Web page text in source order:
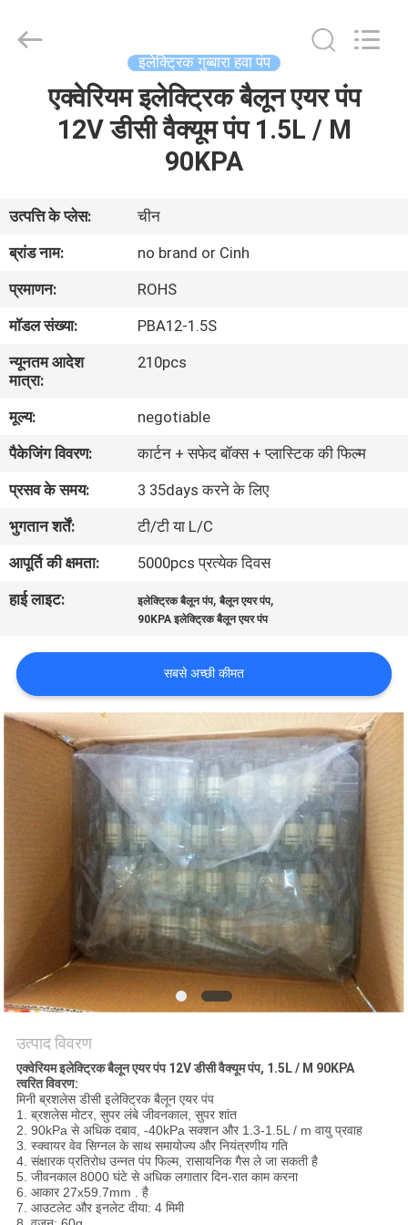
हमारे
बारे
में
कारखाना
भ्रमण
गुणवत्ता
नियंत्रण
संपर्क
करें
समाचार
साइटमैप
PRIVACY
POLICY
co.,limited.
इलेक्ट्रिक गुब्बारा हवा पंप
एक्वेरियम इलेक्ट्रिक बैलून एयर पंप
12V डीसी वैक्यूम पंप 1.5L / M
90KPA
उत्पत्ति के प्लेस:
चीन
ब्रांड नाम:
no brand or Cinh
प्रमाणन:
ROHS
मॉडल संख्या:
PBA12-1.5S
न्यूनतम आदेश
मात्रा:
210pcs
मूल्य:
negotiable
पैकेजिंग विवरण:
कार्टन + सफेद बॉक्स + प्लास्टिक की फिल्म
प्रसव के समय:
3 35days करने के लिए
भुगतान शर्तें:
टी/टी या L/C
आपूर्ति की क्षमता:
5000pcs प्रत्येक दिवस
हाई लाइट:
इलेक्ट्रिक बैलून पंप,बैलून एयर पंप,
90KPA इलेक्ट्रिक बैलून एयर पंप
सबसे अच्छी कीमत
उत्पाद विवरण
एक्वेरियम इलेक्ट्रिक बैलून एयर पंप 12V डीसी वैक्यूम पंप, 1.5L / M 90KPA
त्वरित विवरण:
मिनी ब्रशलेस डीसी इलेक्ट्रिक बैलून एयर पंप
1. ब्रशलेस मोटर, सुपर लंबे जीवनकाल, सुपर शांत
2. 90kPa से अधिक दबाव, -40kPa सक्शन और 1.3-1.5L / m वायु प्रवाह
3. स्क्वायर वेव सिग्नल के साथ समायोज्य और नियंत्रणीय गति
4. संक्षारक प्रतिरोध उन्नत पंप फिल्म, रासायनिक गैस ले जा सकती है
5. जीवनकाल 8000 घंटे से अधिक लगातार दिन-रात काम करना
6. आकार 27x59.7mm . है
7. आउटलेट और इनलेट दीया: 4 मिमी